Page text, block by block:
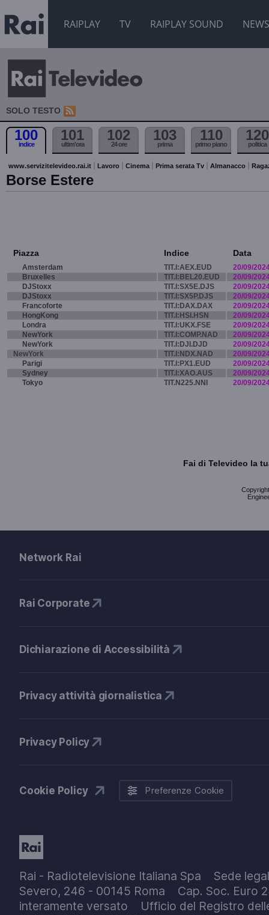
RAIPLAY TV RAIPLAY SOUND NEWS
SOLO TESTO
100
indice
101
ultim'ora
102
24 ore
103
prima
110
primo piano
120
politica
www.servizitelevideo.rai.it Lavoro Cinema Prima serata Tv Almanacco
Borse Estere
Piazza Indice Data
Amsterdam TIT.I:AEX.EUD
20/09/
Bruxelles
TIT.I:BEL20.EUD
20/09/
DJStoxx
TIT.I:SX5E.DJS
20/09/
DJStoxx
TIT.I:SX5P.DJS
20/09/
Francoforte
TIT.I:DAX.DAX
20/09/
HongKong
TIT.I:HSI.HSN
20/09/
Londra
TIT.I:UKX.FSE
20/09/
NewYork
TIT.I:COMP.NAD
20/09/
NewYork
TIT.I:DJI.DJD
20/09/
NewYork
TIT.I:NDX.NAD
20/09/
Parigi
TIT.I:PX1.EUD
20/09/
Sydney
TIT.I:XAO.AUS
20/09/
Tokyo
TIT.N225.NNI 20/09/
Fai di Televideo la